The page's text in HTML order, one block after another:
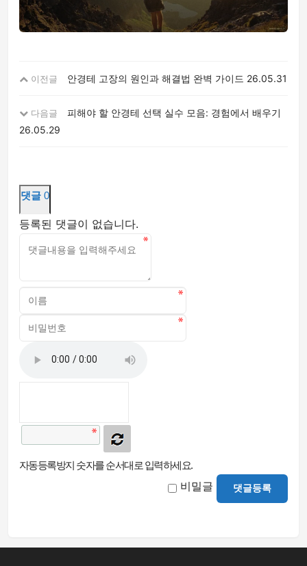
이전글 안경테 고장의 원인과 해결법 완벽 가이드 26.05.31
다음글
피해야 할 안경테 선택 실수 모음: 경험에서 배우기
26.05.29
댓글 0
등록된 댓글이 없습니다.
자동등록방지 숫자를 순서대로 입력하세요.
비밀글 댓글등록